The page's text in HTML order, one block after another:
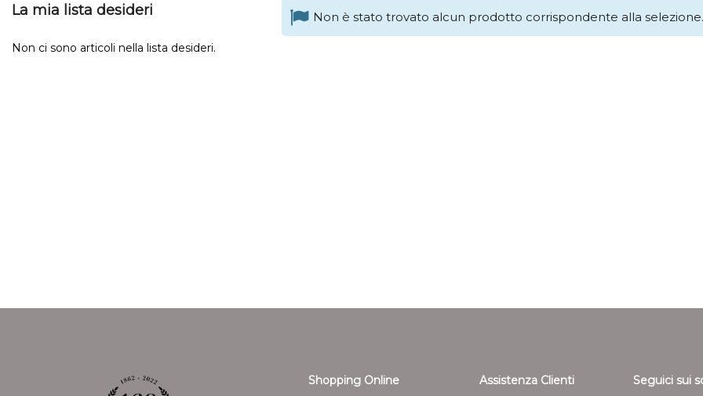
Non è stato trovato alcun prodotto corrispondente alla selezione.
La mia lista desideri
Non ci sono articoli nella lista desideri.
Shopping Online Assistenza Clienti Seguici sui